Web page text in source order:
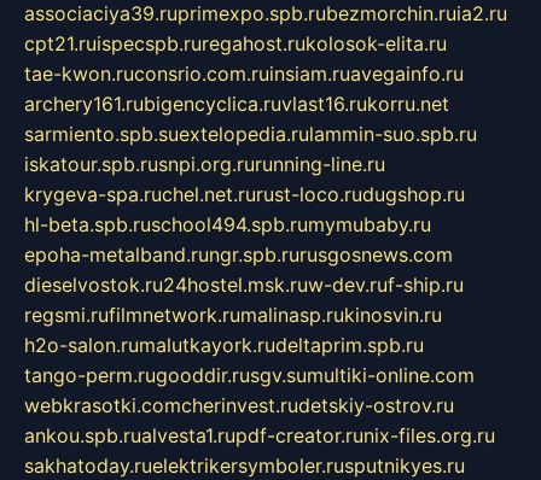
associaciya39.ruprimexpo.spb.rubezmorchin.ruia2.ru
cpt21.ruispecspb.ruregahost.rukolosok-elita.ru
tae-kwon.ruconsrio.com.ruinsiam.ruavegainfo.ru
archery161.rubigencyclica.ruvlast16.rukorru.net
sarmiento.spb.suextelopedia.rulammin-suo.spb.ru
iskatour.spb.rusnpi.org.rurunning-line.ru
krygeva-spa.ruchel.net.rurust-loco.rudugshop.ru
hl-beta.spb.ruschool494.spb.rumymubaby.ru
epoha-metalband.rungr.spb.rurusgosnews.com
dieselvostok.ru24hostel.msk.ruw-dev.ruf-ship.ru
regsmi.rufilmnetwork.rumalinasp.rukinosvin.ru
h2o-salon.rumalutkayork.rudeltaprim.spb.ru
tango-perm.rugooddir.rusgv.sumultiki-online.com
webkrasotki.comcherinvest.rudetskiy-ostrov.ru
ankou.spb.rualvesta1.rupdf-creator.runix-files.org.ru
sakhatoday.ruelektrikersymboler.rusputnikyes.ru